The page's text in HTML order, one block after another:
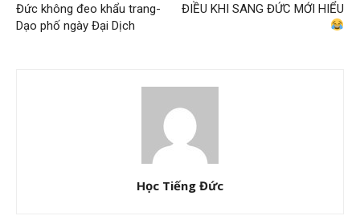
Đức không đeo khẩu trang-
Dạo phố ngày Đại Dịch
ĐIỀU KHI SANG ĐỨC MỚI HIỂU
Học Tiếng Đức